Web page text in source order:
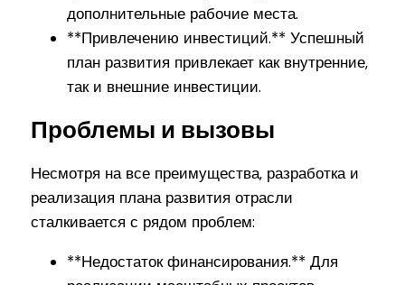
дополнительные рабочие места.
**Привлечению инвестиций.** Успешный
план развития привлекает как внутренние,
так и внешние инвестиции.
Проблемы и вызовы
Несмотря на все преимущества, разработка и
реализация плана развития отрасли
сталкивается с рядом проблем:
**Недостаток финансирования.** Для